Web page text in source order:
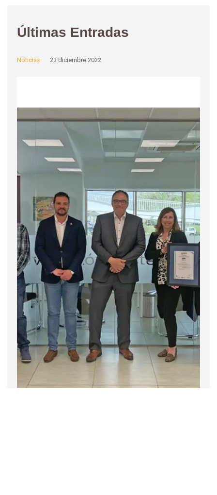
Últimas Entradas
Noticias 23 diciembre 2022